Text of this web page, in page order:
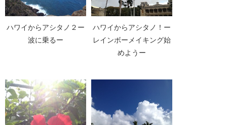
ハワイからアシタノ２ー
波に乗るー
ハワイからアシタノ！ー
レインボーメイキング始
めようー